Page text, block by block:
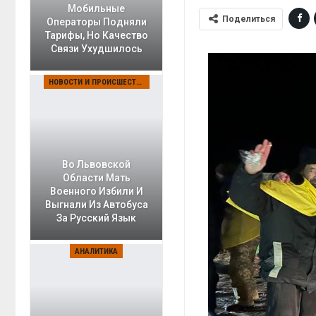
Поделиться
Мобильные
Операторы Подняли
Тарифы, Но Качество
Связи Ухудшилось
НОВОСТИ И ПРОИСШЕСТВИЯ
Во Львовской
Области Мать
Военного Избили И
Выгнали Из Автобуса
За Русский Язык
АНАЛИТИКА